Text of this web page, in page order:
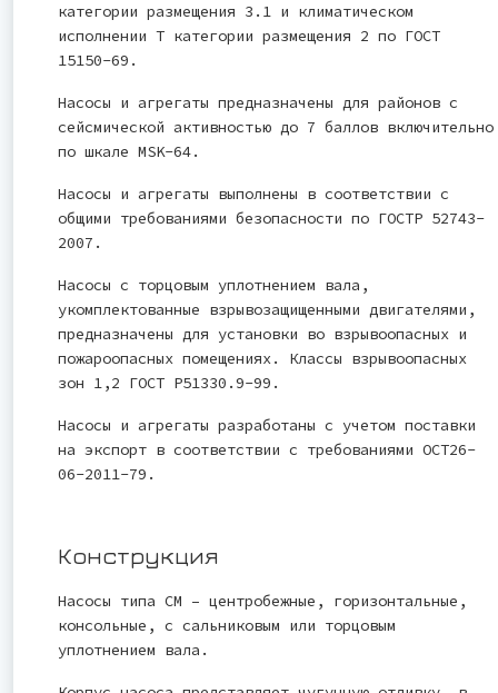
категории размещения 3.1 и климатическом
исполнении Т категории размещения 2 по ГОСТ
15150-69.
Насосы и агрегаты предназначены для районов с
сейсмической активностью до 7 баллов включительно
по шкале MSK-64.
Насосы и агрегаты выполнены в соответствии с
общими требованиями безопасности по ГОСТР 52743-
2007.
Насосы с торцовым уплотнением вала,
укомплектованные взрывозащищенными двигателями,
предназначены для установки во взрывоопасных и
пожароопасных помещениях. Классы взрывоопасных
зон 1,2 ГОСТ Р51330.9-99.
Насосы и агрегаты разработаны с учетом поставки
на экспорт в соответствии с требованиями ОСТ26-
06-2011-79.
Конструкция
Насосы типа СМ – центробежные, горизонтальные,
консольные, с сальниковым или торцовым
уплотнением вала.